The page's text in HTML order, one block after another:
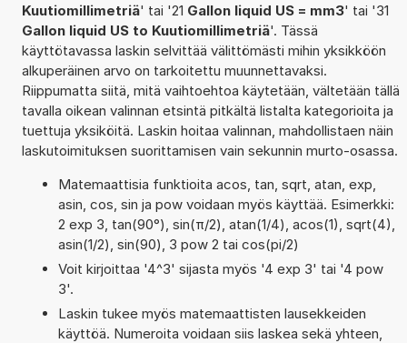
Kuutiomillimetriä' tai '21 Gallon liquid US = mm3' tai '31
Gallon liquid US to Kuutiomillimetriä'. Tässä
käyttötavassa laskin selvittää välittömästi mihin yksikköön
alkuperäinen arvo on tarkoitettu muunnettavaksi.
Riippumatta siitä, mitä vaihtoehtoa käytetään, vältetään tällä
tavalla oikean valinnan etsintä pitkältä listalta kategorioita ja
tuettuja yksiköitä. Laskin hoitaa valinnan, mahdollistaen näin
laskutoimituksen suorittamisen vain sekunnin murto-osassa.
Matemaattisia funktioita acos, tan, sqrt, atan, exp,
asin, cos, sin ja pow voidaan myös käyttää. Esimerkki:
2 exp 3, tan(90°), sin(π/2), atan(1/4), acos(1), sqrt(4),
asin(1/2), sin(90), 3 pow 2 tai cos(pi/2)
Voit kirjoittaa '4^3' sijasta myös '4 exp 3' tai '4 pow
3'.
Laskin tukee myös matemaattisten lausekkeiden
käyttöä. Numeroita voidaan siis laskea sekä yhteen,